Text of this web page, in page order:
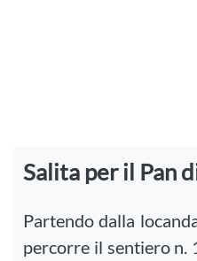
Salita per il Pan
Partendo dalla
percorre il sentiero